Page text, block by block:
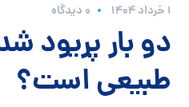
۱ خرداد ۱۴۰۴ 0 دیدگاه
دو بار پریود
طبیعی است؟